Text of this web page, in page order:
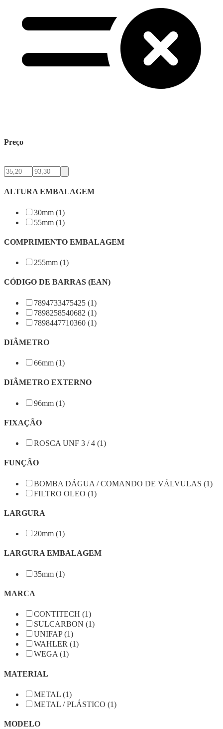
Preço
ALTURA EMBALAGEM
30mm (1)
55mm (1)
COMPRIMENTO EMBALAGEM
255mm (1)
CÓDIGO DE BARRAS (EAN)
7894733475425 (1)
7898258540682 (1)
7898447710360 (1)
DIÂMETRO
66mm (1)
DIÂMETRO EXTERNO
96mm (1)
FIXAÇÃO
ROSCA UNF 3 / 4 (1)
FUNÇÃO
BOMBA DÁGUA / COMANDO DE VÁLVULAS (1)
FILTRO OLEO (1)
LARGURA
20mm (1)
LARGURA EMBALAGEM
35mm (1)
MARCA
CONTITECH (1)
SULCARBON (1)
UNIFAP (1)
WAHLER (1)
WEGA (1)
MATERIAL
METAL (1)
METAL / PLÁSTICO (1)
MODELO